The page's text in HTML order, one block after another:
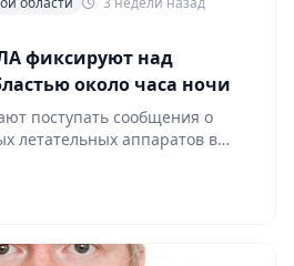
фиксируют над
около часа ночи
поступать сообщения о
летательных аппаратов в
областью.…